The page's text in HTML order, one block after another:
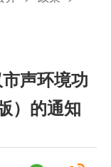
声环境功
）的通知